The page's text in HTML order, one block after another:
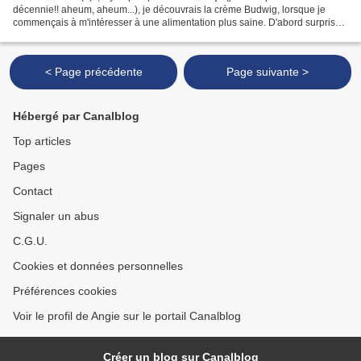
décennie!! aheum, aheum...), je découvrais la crème Budwig, lorsque je
commençais à m'intéresser à une alimentation plus saine. D'abord surprise
< Page précédente Page suivante >
Hébergé par Canalblog
Top articles
Pages
Contact
Signaler un abus
C.G.U.
Cookies et données personnelles
Préférences cookies
Voir le profil de Angie sur le portail Canalblog
Créer un blog sur Canalblog